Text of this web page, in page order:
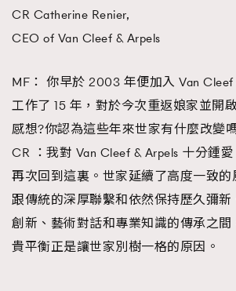
CR Catherine Renier,
CEO of Van Cleef & Arpels
MF： 你早於 2003 年便加入 Van Cleef
工作了 15 年，對於今次重返娘家並開
感想?你認為這些年來世家有什麼改變
CR ：我對 Van Cleef & Arpels 十分鍾
再次回到這裏。世家延續了高度一致的
跟傳統的深厚聯繫和依然保持歷久彌新
創新、藝術對話和專業知識的傳承之
貴平衡正是讓世家別樹一格的原因。